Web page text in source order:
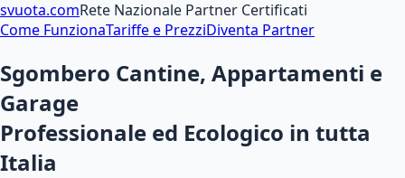
svuota.comRete Nazionale Partner Certificati
Come FunzionaTariffe e PrezziDiventa Partner
Sgombero Cantine, Appartamenti e
Garage
Professionale ed Ecologico in tutta
Italia